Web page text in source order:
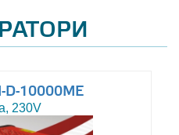
D-10000ME
230V